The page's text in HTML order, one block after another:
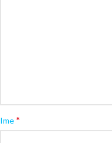
Ime*